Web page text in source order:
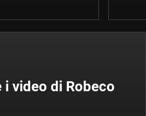
i video di Robeco